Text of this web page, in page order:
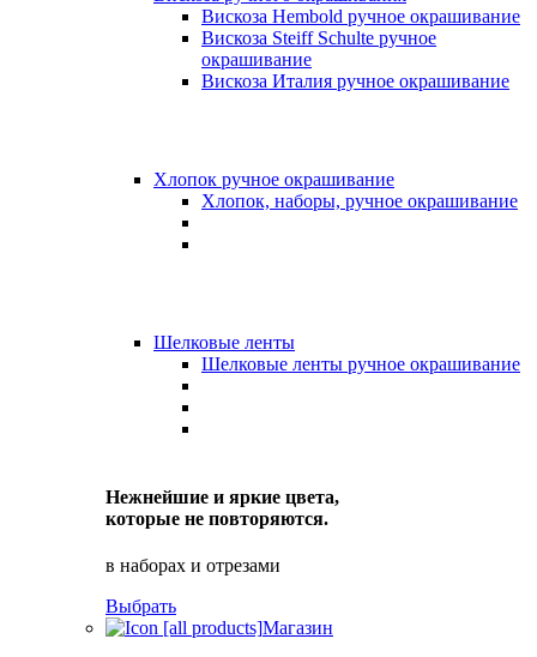
Вискоза Hembold ручное окрашивание
Вискоза Steiff Schulte ручное
окрашивание
Вискоза Италия ручное окрашивание
Хлопок ручное окрашивание
Хлопок, наборы, ручное окрашивание
Шелковые ленты
Шелковые ленты ручное окрашивание
Нежнейшие и яркие цвета,
которые не повторяются.
в наборах и отрезами
Выбрать
Магазин